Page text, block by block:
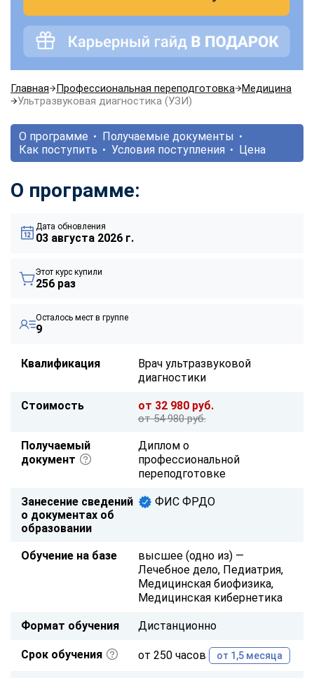
Главная Профессиональная переподготовка Медицина
Ультразвуковая диагностика (УЗИ)
О программе
Получаемые документы
Как поступить
Условия поступления Цена
О программе:
Дата обновления
03 августа 2026 г.
Этот курс купили
256 раз
Осталось мест в группе
9
Квалификация
Врач ультразвуковой
диагностики
Стоимость от 32 980 руб.
от 54 980 руб.
Получаемый
документ
Диплом о
профессиональной
переподготовке
Занесение сведений
о документах об
образовании
ФИС ФРДО
Обучение на базе
высшее (одно из) —
Лечебное дело, Педиатрия,
Медицинская биофизика,
Медицинская кибернетика
Формат обучения Дистанционно
Срок обучения от 250 часов от 1,5 месяца